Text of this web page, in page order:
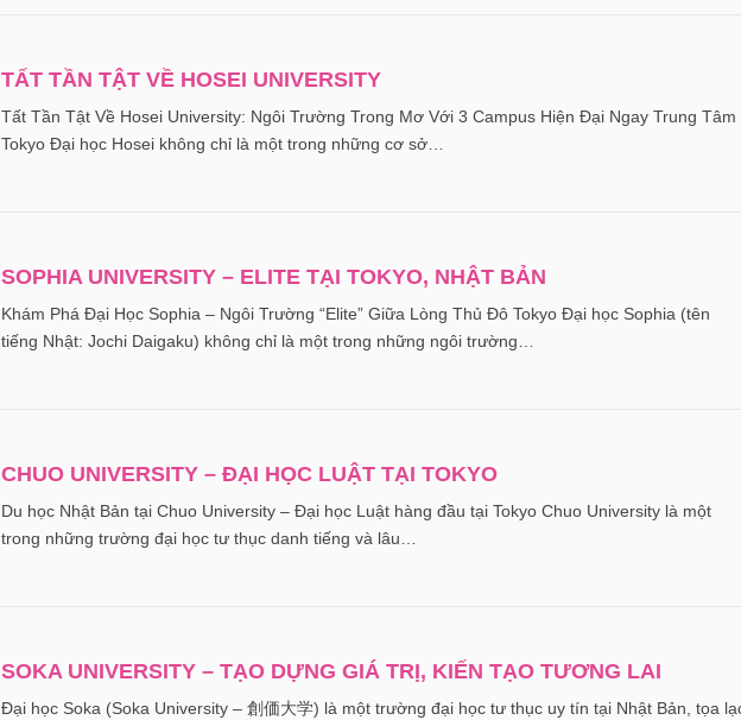
TẤT TẦN TẬT VỀ HOSEI UNIVERSITY
Tất Tần Tật Về Hosei University: Ngôi Trường Trong Mơ Với 3 Campus Hiện Đại Ngay Trung Tâm
Tokyo Đại học Hosei không chỉ là một trong những cơ sở…
SOPHIA UNIVERSITY – ELITE TẠI TOKYO, NHẬT BẢN
Khám Phá Đại Học Sophia – Ngôi Trường “Elite” Giữa Lòng Thủ Đô Tokyo Đại học Sophia (tên
tiếng Nhật: Jochi Daigaku) không chỉ là một trong những ngôi trường…
CHUO UNIVERSITY – ĐẠI HỌC LUẬT TẠI TOKYO
Du học Nhật Bản tại Chuo University – Đại học Luật hàng đầu tại Tokyo Chuo University là một
trong những trường đại học tư thục danh tiếng và lâu…
SOKA UNIVERSITY – TẠO DỰNG GIÁ TRỊ, KIẾN TẠO TƯƠNG LAI
Đại học Soka (Soka University – 創価大学) là một trường đại học tư thục uy tín tại Nhật Bản, tọa